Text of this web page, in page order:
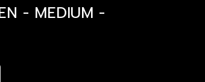
- MEDIUM -